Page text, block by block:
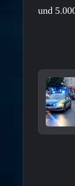
und